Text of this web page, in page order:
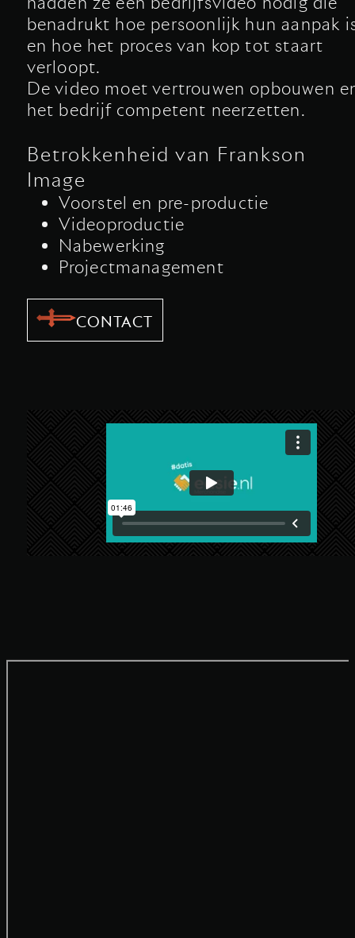
benadrukt hoe persoonlijk hun aanpak
en hoe het proces van kop tot staart
verloopt.
De video moet vertrouwen opbouwen
het bedrijf competent neerzetten.
Betrokkenheid van Frankson
Image
Voorstel en pre-productie
Videoproductie
Nabewerking
Projectmanagement
CONTACT